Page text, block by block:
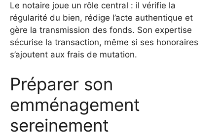
Le notaire joue un rôle central : il vérifie la
régularité du bien, rédige l’acte authentique et
gère la transmission des fonds. Son expertise
sécurise la transaction, même si ses honoraires
s’ajoutent aux frais de mutation.
Préparer son
emménagement
sereinement